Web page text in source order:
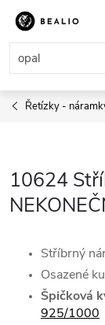
Přejít
obsah
Řetízky -
10624
Stříbrný
Osazené
Špičková
925/1000